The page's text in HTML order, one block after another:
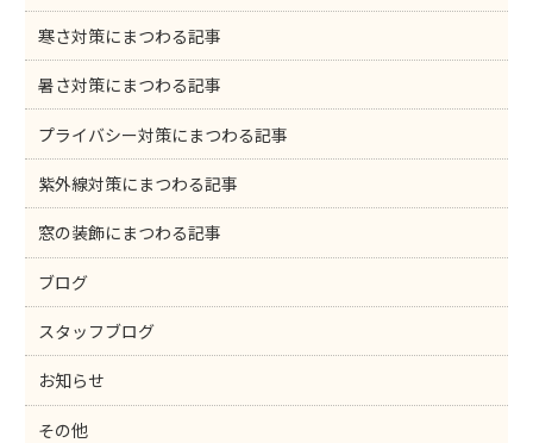
寒さ対策にまつわる記事
暑さ対策にまつわる記事
プライバシー対策にまつわる記事
紫外線対策にまつわる記事
窓の装飾にまつわる記事
ブログ
スタッフブログ
お知らせ
その他